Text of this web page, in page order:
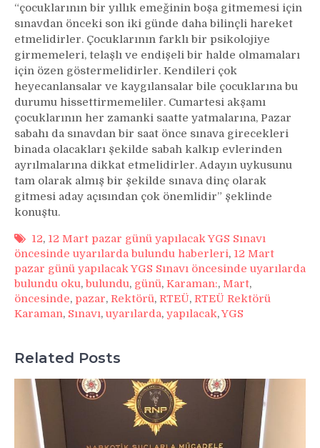
“çocuklarının bir yıllık emeğinin boşa gitmemesi için
sınavdan önceki son iki günde daha bilinçli hareket
etmelidirler. Çocuklarının farklı bir psikolojiye
girmemeleri, telaşlı ve endişeli bir halde olmamaları
için özen göstermelidirler. Kendileri çok
heyecanlansalar ve kaygılansalar bile çocuklarına bu
durumu hissettirmemeliler. Cumartesi akşamı
çocuklarının her zamanki saatte yatmalarına, Pazar
sabahı da sınavdan bir saat önce sınava girecekleri
binada olacakları şekilde sabah kalkıp evlerinden
ayrılmalarına dikkat etmelidirler. Adayın uykusunu
tam olarak almış bir şekilde sınava dinç olarak
gitmesi aday açısından çok önemlidir” şeklinde
konuştu.
12, 12 Mart pazar günü yapılacak YGS Sınavı
öncesinde uyarılarda bulundu haberleri, 12 Mart
pazar günü yapılacak YGS Sınavı öncesinde uyarılarda
bulundu oku, bulundu, günü, Karaman:, Mart,
öncesinde, pazar, Rektörü, RTEÜ, RTEÜ Rektörü
Karaman, Sınavı, uyarılarda, yapılacak,YGS
Related Posts